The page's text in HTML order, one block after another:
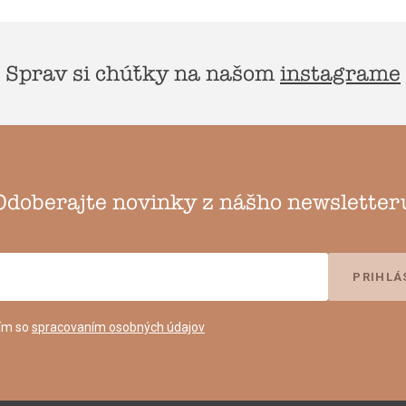
Sprav si chúťky na našom instagrame
novinky z nášho
so spracovaním osobných údajov